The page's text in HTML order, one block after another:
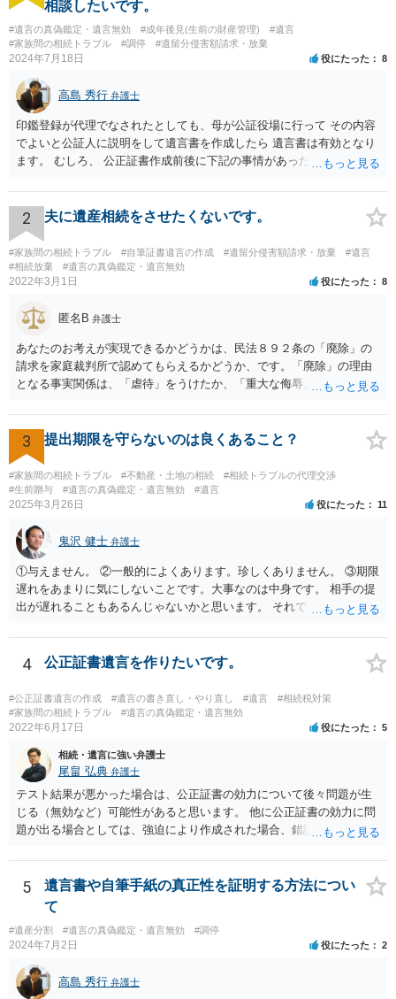
相談したいです。
#遺言の真偽鑑定・遺言無効 #成年後見(生前の財産管理)
#遺言
#家族間の相続トラブル
#調停 #遺留分侵害額請求・放棄
2024年7月18日 役にたった 8
高島 秀行 弁護士
印鑑登録が代理でなされたとしても、母が公証役場に行って その内容
でよいと公証人に説明をして遺言書を作成したら 遺言書は有効となり
ます。 むしろ、 公正証書作成前後に下記の事情があったことが証明で
月に携帯が新しくなった母からの第一声は「ここにいたら殺される」
「面会に来てくれ」で、長男に聞くと「面会は出来ない。俺は携帯電
話の使い方を教える為に会っている」「母の話は聞かなくて良い」と
電話が切れました。その後の電話でも「食事に毒が入っている」「体
にチップが埋められている」等、おかしかったです。 当時の診療記
録、介護認定の資料、介護記録を取得して 弁護士に面談で相談された
2 夫に遺産相続をさせたくないです。
#家族間の相続トラブル #自筆証書遺言の作成 #遺留分侵害額請求・放棄
#遺言
#相続放棄
#遺言の真偽鑑定・遺言無効
2022年3月1日 役にたった 8
匿名B 弁護士
あなたのお考えが実現できるかどうかは、民法８９２条の「廃除」の
請求を家庭裁判所で認めてもらえるかどうか、です。「廃除」の理由
となる事実関係は、「虐待」をうけたか、「重大な侮辱」を受けた
「廃除」は遺言でも可能です（民法８９３条）。 弁護士に具体的な事
情を話して相談して、「廃除」が可能か、実際に法律相談を受けるこ
とをお勧めします。
3 提出期限を守らないのは良くあること？
#家族間の相続トラブル #不動産・土地の相続
#相続トラブルの代理交渉
#生前贈与
#遺言の真偽鑑定・遺言無効 #遺言
2025年3月26日 役にたった 11
鬼沢 健士 弁護士
①与えません。 ②一般的によくあります。珍しくありません。 ③期限
遅れをあまりに気にしないことです。大事なのは中身です。 相手の提
出が遅れることもあるんじゃないかと思います。 それでもあなた有利
4 公正証書遺言を作りたいです。
#公正証書遺言の作成 #遺言の書き直し・やり直し #遺言
#相続税対策
#家族間の相続トラブル
#遺言の真偽鑑定・遺言無効
2022年6月17日 役にたった 5
相続・遺言に強い弁護士
尾畠 弘典 弁護士
テスト結果が悪かった場合は、公正証書の効力について後々問題が生
じる（無効など）可能性があると思います。 他に公正証書の効力に問
題が出る場合としては、強迫により作成された場合、錯誤（勘違い）
すが、弁護士に作成を依頼する場合は、１０～数十万円程度になるケ
ースが多いと思います。 報酬体系は、弁護士ごとに異なりますので一
律の基準はありません。
5
遺言書や自筆手紙の真正性を証明する方法につい
て
#遺産分割 #遺言の真偽鑑定・遺言無効 #調停
2024年7月2日 役にたった 2
高島 秀行 弁護士